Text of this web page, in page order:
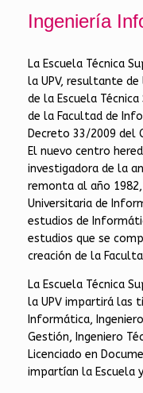
Ingeniería
La Escuela Técnica
la UPV, resultante
de la Escuela
de la Facultad de
Decreto 33/2009 del
El nuevo centro
investigadora de la
remonta al año
Universitaria de
estudios de
estudios que se
creación de la
La Escuela Técnica
la UPV impartirá las
Informática,
Gestión, Ingeniero
Licenciado en
impartían la Escuela